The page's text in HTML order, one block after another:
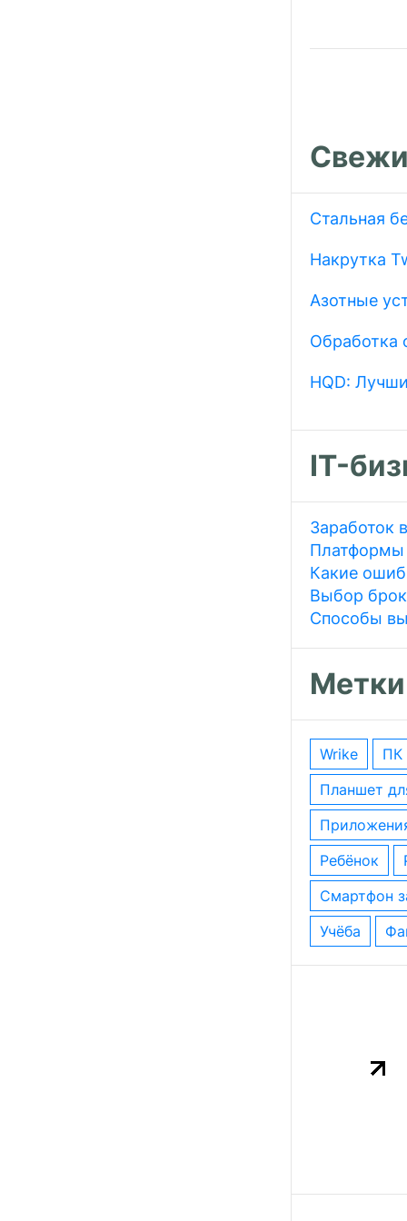
Стальная
Накрутка
Азотные
Обработка
HQD:
IT-
Заработок
Платформы
Какие
Выбор
Способы
Метки
wrike ПК
планшет
ребёнок
смартфон
учёба